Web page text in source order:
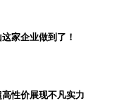
家企业做到了！
性价展现不凡实力